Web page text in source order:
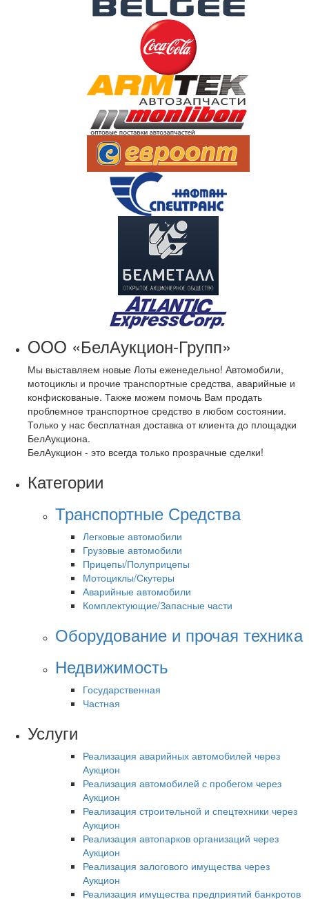
OOO «БелАукцион-Групп»
Мы выставляем новые Лоты еженедельно! Автомобили,
мотоциклы и прочие транспортные средства, аварийные и
конфискованые. Также можем помочь Вам продать
проблемное транспортное средство в любом состоянии.
Только у нас бесплатная доставка от клиента до площадки
БелАукциона.
БелАукцион - это всегда только прозрачные сделки!
Категории
Транспортные Средства
Легковые автомобили
Грузовые автомобили
Прицепы/Полуприцепы
Мотоциклы/Скутеры
Аварийные автомобили
Комплектующие/Запасные части
Оборудование и прочая техника
Недвижимость
Государственная
Частная
Услуги
Реализация аварийных автомобилей через
Аукцион
Реализация автомобилей с пробегом через
Аукцион
Реализация строительной и спецтехники через
Аукцион
Реализация автопарков организаций через
Аукцион
Реализация залогового имущества через
Аукцион
Реализация имущества предприятий банкротов